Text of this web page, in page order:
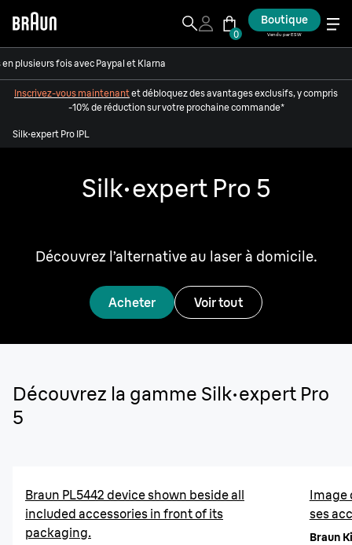
0
Boutique
Vendu par ESW
plusieurs fois avec Paypal et Klarna
Inscrivez-vous maintenantet débloquez des avantages exclusifs, y compris
-10% de réduction sur votre prochaine commande*
Silk·expert Pro IPL
Silk·expert Pro 5
Découvrez l’alternative au laser à domicile.
Acheter Voir tout
Découvrez la gamme Silk·expert Pro
5
Braun PL5442 device shown beside all
included accessories in front of its
packaging.
Image
ses
Braun